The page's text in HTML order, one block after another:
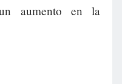
aumento en la